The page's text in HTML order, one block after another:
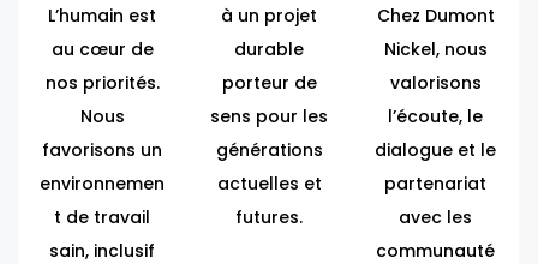
L’humain est
au cœur de
nos priorités.
Nous
favorisons un
environnemen
t de travail
sain, inclusif
à un projet
durable
porteur de
sens pour les
générations
actuelles et
futures.
Chez Dumont
Nickel, nous
valorisons
l’écoute, le
dialogue et le
partenariat
avec les
communauté